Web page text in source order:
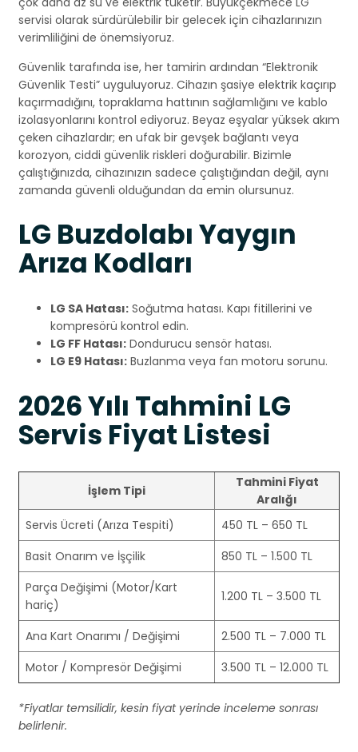
servisi olarak sürdürülebilir bir gelecek için cihazlarınızın
verimliliğini de önemsiyoruz.
Güvenlik tarafında ise, her tamirin ardından “Elektronik
Güvenlik Testi” uyguluyoruz. Cihazın şasiye elektrik kaçırıp
kaçırmadığını, topraklama hattının sağlamlığını ve kablo
izolasyonlarını kontrol ediyoruz. Beyaz eşyalar yüksek akım
çeken cihazlardır; en ufak bir gevşek bağlantı veya
korozyon, ciddi güvenlik riskleri doğurabilir. Bizimle
çalıştığınızda, cihazınızın sadece çalıştığından değil, aynı
zamanda güvenli olduğundan da emin olursunuz.
LG Buzdolabı Yaygın
Arıza Kodları
LG SA Hatası: Soğutma hatası. Kapı fitillerini ve
kompresörü kontrol edin.
LG FF Hatası: Dondurucu sensör hatası.
LG E9 Hatası: Buzlanma veya fan motoru sorunu.
2026 Yılı Tahmini LG
Servis Fiyat Listesi
İşlem Tipi
Tahmini Fiyat
Aralığı
Servis Ücreti (Arıza Tespiti)
450 TL – 650 TL
Basit Onarım ve İşçilik
850 TL – 1.500 TL
Parça Değişimi (Motor/Kart
hariç)
1.200 TL – 3.500 TL
Ana Kart Onarımı / Değişimi
2.500 TL – 7.000 TL
Motor / Kompresör Değişimi
3.500 TL – 12.000 TL
*Fiyatlar temsilidir, kesin fiyat yerinde inceleme sonrası
belirlenir.